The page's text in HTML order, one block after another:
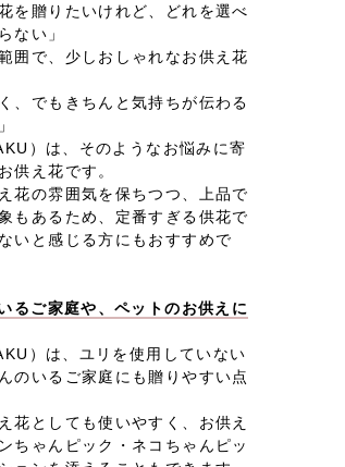
を贈りたいけれど、どれを選べ
ない」
囲で、少しおしゃれなお供え花
、でもきちんと気持ちが伝わる
）は、そのようなお悩みに寄
供え花です。
花の雰囲気を保ちつつ、上品で
もあるため、定番すぎる供花で
いと感じる方にもおすすめで
るご家庭や、ペットのお供えに
）は、ユリを使用していない
のいるご家庭にも贈りやすい点
花としても使いやすく、お供え
ちゃんピック・ネコちゃんピッ